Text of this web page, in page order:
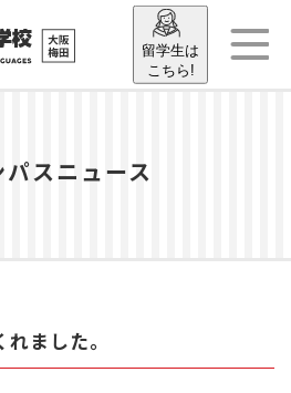
留学生は
こちら!
パスニュース
ました。